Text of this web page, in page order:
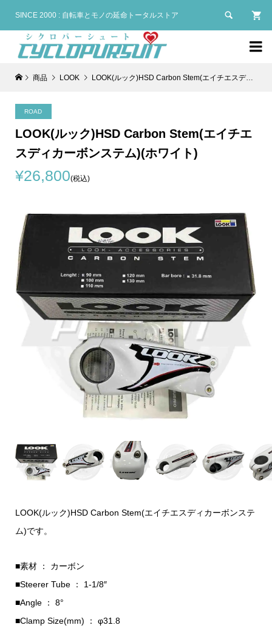
SINCE 2000 : 自転車とモノの延命トータルストア 

商品 LOOK LOOK(ルック)HSD Carbon Stem(エイチエスディカーボンステム)(ホワイト)
ROAD
LOOK(ルック)HSD Carbon Stem(エイチエ
スディカーボンステム)(ホワイト)
¥26,800(税込)
LOOK(ルック)HSD Carbon Stem(エイチエスディカーボンステ
ム)です。
■素材 ： カーボン
■Steerer Tube ： 1-1/8″
■Angle ： 8°
■Clamp Size(mm) ： φ31.8